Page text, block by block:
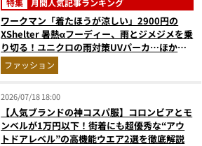
特集 月間人気記事ランキング
ワークマン「着たほうが涼しい」2900円の
XShelter 暑熱αフーディー、雨とジメジメを乗
り切る！ユニクロの雨対策UVパーカ…ほか
【アウターの人気記事ランキングベスト3】
（2026年6月版）
ファッション
2026/07/18 18:00
【人気ブランドの神コスパ服】コロンビアとモ
ンベルが1万円以下！街着にも超優秀な“アウ
トドアレベル”の高機能ウエア2選を徹底解説